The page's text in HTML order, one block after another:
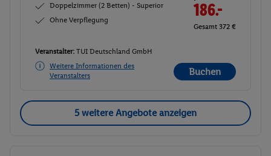
Doppelzimmer (2 Betten) - Superior
Ohne Verpflegung
186.-
Gesamt 372 €
Veranstalter: TUI Deutschland GmbH
Weitere Informationen des
Veranstalters
Buchen
5 weitere Angebote anzeigen